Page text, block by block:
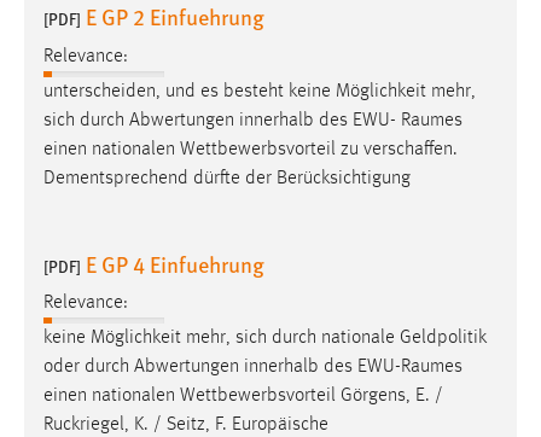
[PDF] E GP 2 Einfuehrung
Relevance:
unterscheiden, und es besteht keine Möglichkeit mehr,
sich durch Abwertungen innerhalb des EWU- Raumes
einen nationalen Wettbewerbsvorteil zu verschaffen.
Dementsprechend dürfte der Berücksichtigung
[PDF] E GP 4 Einfuehrung
Relevance:
keine Möglichkeit mehr, sich durch nationale Geldpolitik
oder durch Abwertungen innerhalb des EWU-Raumes
einen nationalen Wettbewerbsvorteil Görgens, E. /
Ruckriegel, K. / Seitz, F. Europäische